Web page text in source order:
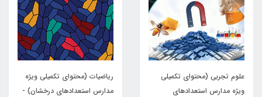
علوم تجربی (محتوای تکمیلی
ویژه مدارس استعدادهای
ریاضیات (محتوای تکمیلی ویژه
مدارس استعدادهای درخشان) -